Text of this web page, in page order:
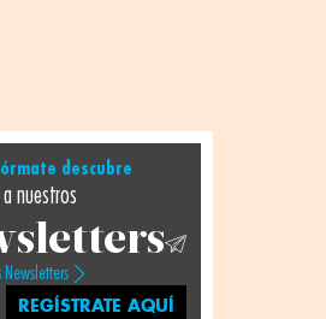
descubre
nuestros
Newsletters
REGÍSTRATE AQUÍ